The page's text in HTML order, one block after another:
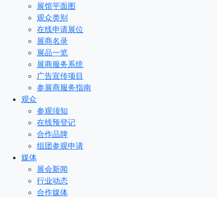
展馆平面图
观众类别
在线申请展位
展商名录
展品一览
展商服务系统
广告宣传项目
参展商服务指南
观众
参观须知
在线预登记
合作品牌
组团参观申请
媒体
展会新闻
行业动态
合作媒体